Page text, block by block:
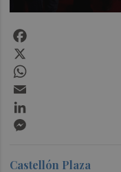
Castellón Plaza